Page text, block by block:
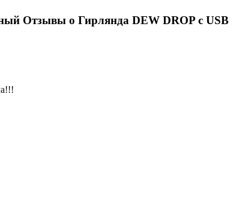
Отзывы о Гирлянда DEW DROP с USB